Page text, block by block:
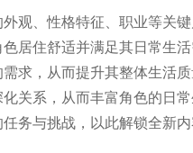
观、性格特征、职业等关键
居住舒适并满足其日常生活
求，从而提升其整体生活质
关系，从而丰富角色的日常
务与挑战，以此解锁全新内